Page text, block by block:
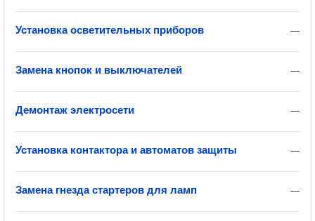
—
Установка осветительных приборов
—
Замена кнопок и выключателей
—
Демонтаж электросети
—
Установка контактора и автоматов защиты
—
Замена гнезда стартеров для ламп